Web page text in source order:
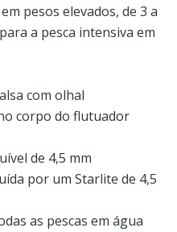
pesos elevados, de 3 a
a pesca intensiva em
com olhal
corpo do flutuador
de 4,5 mm
por um Starlite de 4,5
as pescas em água